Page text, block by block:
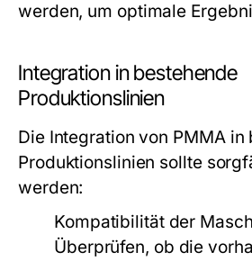
werden, um optimale
Integration in bestehende
Produktionslinien
Die Integration von PMMA in
Produktionslinien sollte
werden:
Kompatibilität der
Überprüfen, ob die